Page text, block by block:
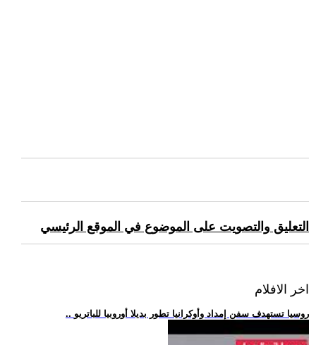
التعليق والتصويت على الموضوع في الموقع الرئيسي
اخر الافلام
.. روسيا تستهدف سفن إمداد وأوكرانيا تطور بديلا أوروبيا للباتريو